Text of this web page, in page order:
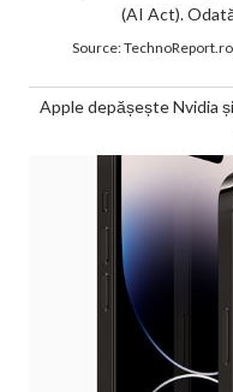
(AI Act).
Source:TechnoReport.ro
Apple depășește Nvidia